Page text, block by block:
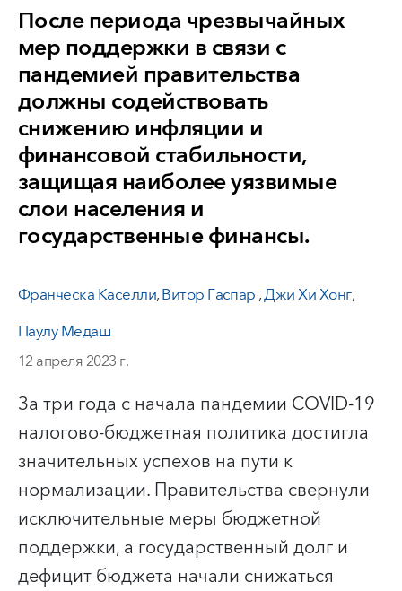
После периода чрезвычайных
мер поддержки в связи с
пандемией правительства
должны содействовать
снижению инфляции и
финансовой стабильности,
защищая наиболее уязвимые
слои населения и
государственные финансы.
Франческа Каселли,Витор Гаспар,Джи Хи Хонг,
Паулу Медаш
12 апреля 2023 г.
За три года с начала пандемии COVID-19
налогово-бюджетная политика достигла
значительных успехов на пути к
нормализации. Правительства свернули
исключительные меры бюджетной
поддержки, а государственный долг и
дефицит бюджета начали снижаться